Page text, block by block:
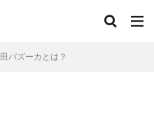
バズーカとは？